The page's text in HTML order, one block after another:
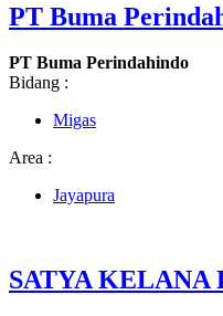
PT Buma
PT Buma Perindahindo
Bidang :
Migas
Area :
Jayapura
SATYA KELANA